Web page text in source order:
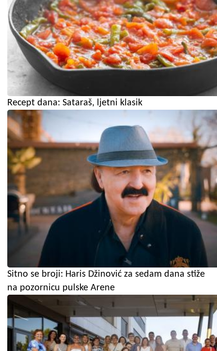
Recept dana: Sataraš, ljetni klasik
Sitno se broji: Haris Džinović za sedam dana stiže
na pozornicu pulske Arene